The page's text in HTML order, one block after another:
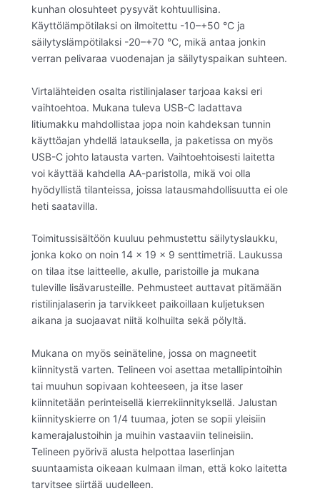
kunhan olosuhteet pysyvät kohtuullisina.
Käyttölämpötilaksi on ilmoitettu -10–+50 °C ja
säilytyslämpötilaksi -20–+70 °C, mikä antaa jonkin
verran pelivaraa vuodenajan ja säilytyspaikan suhteen.
Virtalähteiden osalta ristilinjalaser tarjoaa kaksi eri
vaihtoehtoa. Mukana tuleva USB-C ladattava
litiumakku mahdollistaa jopa noin kahdeksan tunnin
käyttöajan yhdellä latauksella, ja paketissa on myös
USB-C johto latausta varten. Vaihtoehtoisesti laitetta
voi käyttää kahdella AA-paristolla, mikä voi olla
hyödyllistä tilanteissa, joissa latausmahdollisuutta ei ole
heti saatavilla.
Toimitussisältöön kuuluu pehmustettu säilytyslaukku,
jonka koko on noin 14 x 19 x 9 senttimetriä. Laukussa
on tilaa itse laitteelle, akulle, paristoille ja mukana
tuleville lisävarusteille. Pehmusteet auttavat pitämään
ristilinjalaserin ja tarvikkeet paikoillaan kuljetuksen
aikana ja suojaavat niitä kolhuilta sekä pölyltä.
Mukana on myös seinäteline, jossa on magneetit
kiinnitystä varten. Telineen voi asettaa metallipintoihin
tai muuhun sopivaan kohteeseen, ja itse laser
kiinnitetään perinteisellä kierrekiinnityksellä. Jalustan
kiinnityskierre on 1/4 tuumaa, joten se sopii yleisiin
kamerajalustoihin ja muihin vastaaviin telineisiin.
Telineen pyörivä alusta helpottaa laserlinjan
suuntaamista oikeaan kulmaan ilman, että koko laitetta
tarvitsee siirtää uudelleen.